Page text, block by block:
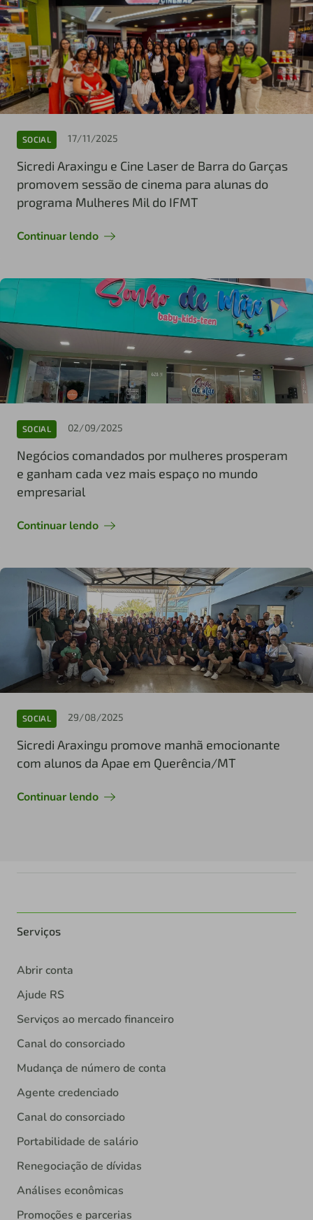
SOCIAL 17/11/2025
Sicredi Araxingu e Cine Laser de Barra do Garças
promovem sessão de cinema para alunas do
programa Mulheres Mil do IFMT
Continuar lendo
SOCIAL 02/09/2025
Negócios comandados por mulheres prosperam
e ganham cada vez mais espaço no mundo
empresarial
Continuar lendo
SOCIAL 29/08/2025
Sicredi Araxingu promove manhã emocionante
com alunos da Apae em Querência/MT
Continuar lendo
Serviços
Abrir conta
Ajude RS
Serviços ao mercado financeiro
Canal do consorciado
Mudança de número de conta
Agente credenciado
Canal do consorciado
Portabilidade de salário
Renegociação de dívidas
Análises econômicas
Promoções e parcerias